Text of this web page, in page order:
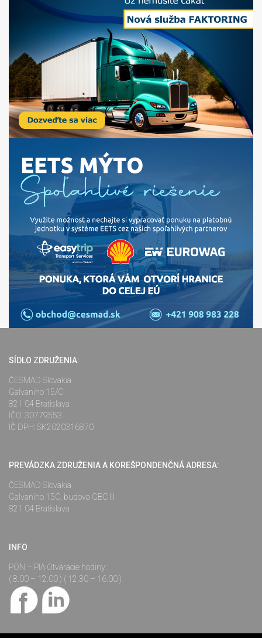
SÍDLO ZDRUŽENIA:
ČESMAD Slovakia
Galvaniho 15/C
821 04 Bratislava
IČO: 30779553
IČ DPH: SK2020316870
PREVÁDZKA ZDRUŽENIA A KOREŠPONDENČNÁ ADRESA:
ČESMAD Slovakia
Galvaniho 15C, budova GBC III
821 04 Bratislava
INFO
PON – PIA Otváracie hodiny:
( 8.00 – 12.00 ) ( 12.30 – 16.00 )